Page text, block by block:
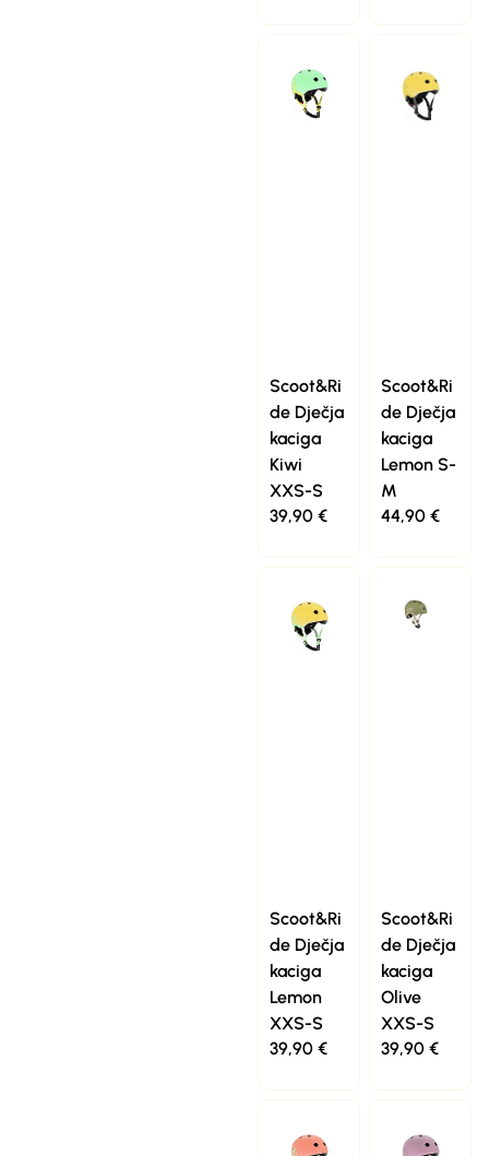
Scoot&Ri
de Dječja
kaciga
Kiwi
XXS-S
39,90 €
Scoot&Ri
de Dječja
kaciga
Lemon S-
M
44,90 €
Scoot&Ri
de Dječja
kaciga
Lemon
XXS-S
39,90 €
Scoot&Ri
de Dječja
kaciga
Olive
XXS-S
39,90 €